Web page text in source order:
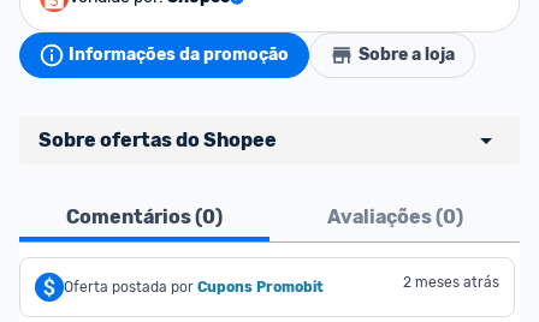
Informações da promoção Sobre a loja
Sobre ofertas do Shopee
Para maior segurança da comunidade, somente
são aceitas ofertas de Lojas Oficiais
, ou seja,
vendedores que representam empresas validadas
Comentários (0) Avaliações (0)
Oferta postada por Cupons Promobit 2 meses atrás